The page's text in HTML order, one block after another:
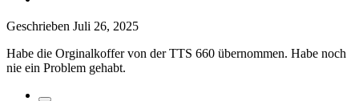
Geschrieben Juli 26, 2025
Habe die Orginalkoffer von der TTS 660 übernommen. Habe noch
nie ein Problem gehabt.